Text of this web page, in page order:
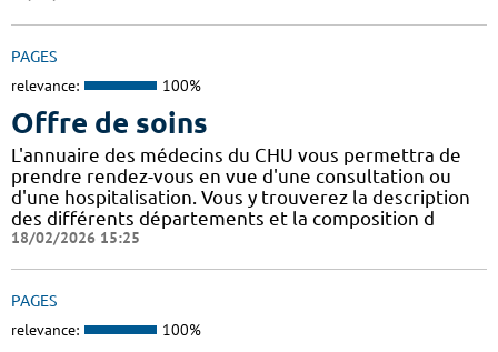
PAGES
relevance: 100%
Offre de soins
L'annuaire des médecins du CHU vous permettra de
prendre rendez-vous en vue d'une consultation ou
d'une hospitalisation. Vous y trouverez la description
des différents départements et la composition d
18/02/2026 15:25
PAGES
relevance: 100%